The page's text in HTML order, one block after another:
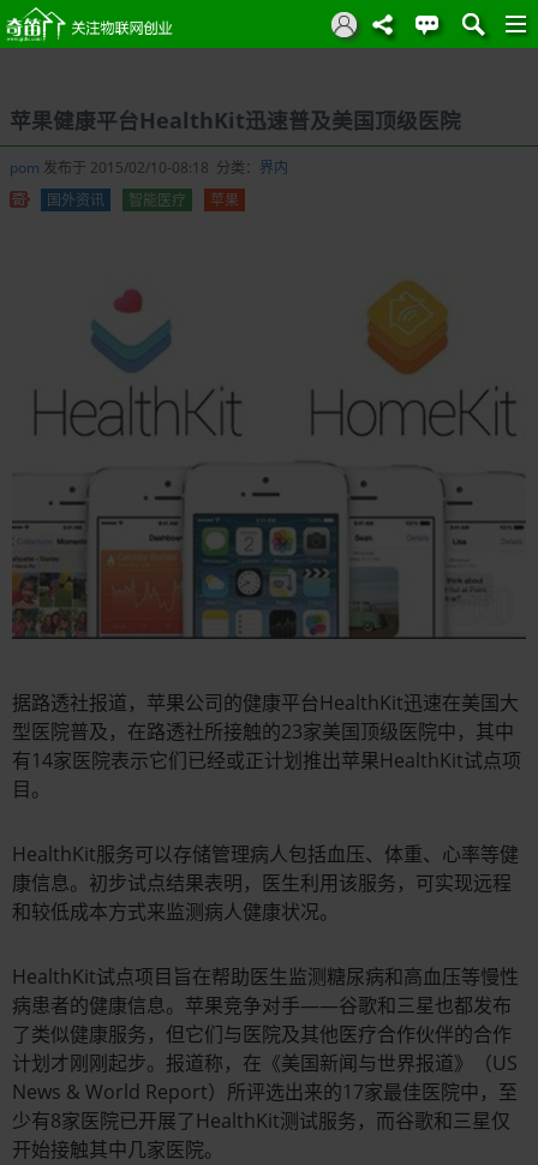
苹果健康平台HealthKit迅速普及美国顶级医院
pom 发布于 2015/02/10-08:18 分类： 界内
国外资讯
智能医疗 苹果
据路透社报道，苹果公司的健康平台HealthKit迅速在美国大
型医院普及，在路透社所接触的23家美国顶级医院中，其中
有14家医院表示它们已经或正计划推出苹果HealthKit试点项
目。
HealthKit服务可以存储管理病人包括血压、体重、心率等健
康信息。初步试点结果表明，医生利用该服务，可实现远程
和较低成本方式来监测病人健康状况。
HealthKit试点项目旨在帮助医生监测糖尿病和高血压等慢性
病患者的健康信息。苹果竞争对手——谷歌和三星也都发布
了类似健康服务，但它们与医院及其他医疗合作伙伴的合作
计划才刚刚起步。报道称，在《美国新闻与世界报道》（US
News & World Report）所评选出来的17家最佳医院中，至
少有8家医院已开展了HealthKit测试服务，而谷歌和三星仅
开始接触其中几家医院。